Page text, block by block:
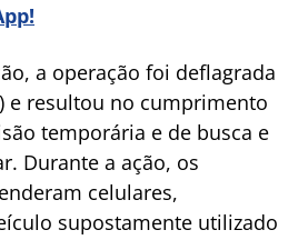
a operação foi deflagrada
e resultou no cumprimento
temporária e de busca e
Durante a ação, os
celulares,
supostamente utilizado